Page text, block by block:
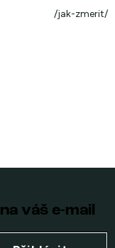
/jak-zmerit/
váš e-mail